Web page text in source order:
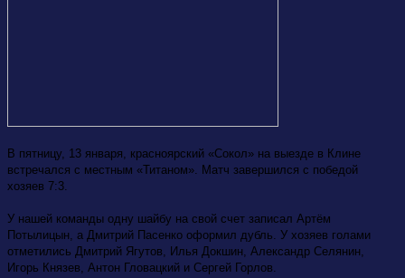
В пятницу, 13 января, красноярский «Сокол» на выезде в Клине
встречался с местным «Титаном». Матч завершился с победой
хозяев 7:3.
У нашей команды одну шайбу на свой счет записал Артём
Потылицын, а Дмитрий Пасенко оформил дубль. У хозяев голами
отметились Дмитрий Ягутов, Илья Докшин, Александр Селянин,
Игорь Князев, Антон Гловацкий и Сергей Горлов.